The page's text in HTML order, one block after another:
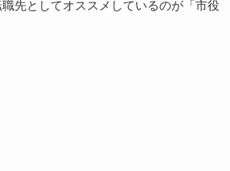
先としてオススメしているのが「市役